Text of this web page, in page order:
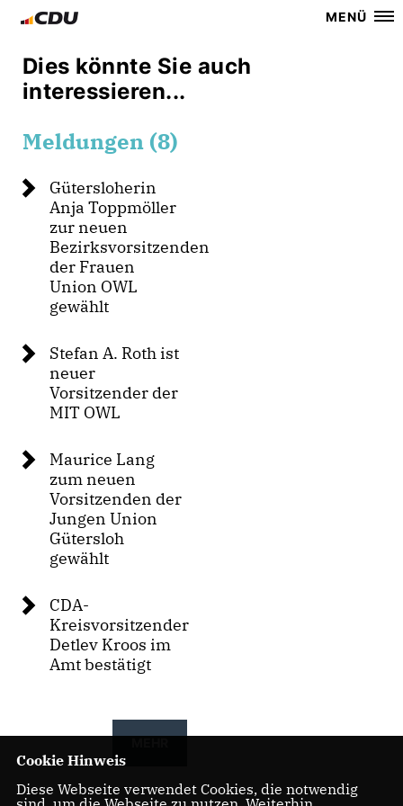
MENÜ
Dies könnte Sie auch
interessieren...
Meldungen (8)
Gütersloherin
Anja Toppmöller
zur neuen
Bezirksvorsitzenden
der Frauen
Union OWL
gewählt
Stefan A. Roth ist
neuer
Vorsitzender der
MIT OWL
Maurice Lang
zum neuen
Vorsitzenden der
Jungen Union
Gütersloh
gewählt
CDA-
Kreisvorsitzender
Detlev Kroos im
Amt bestätigt
Cookie Hinweis
Diese Webseite verwendet Cookies, die notwendig